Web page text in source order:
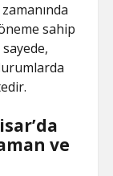
sahip
ve